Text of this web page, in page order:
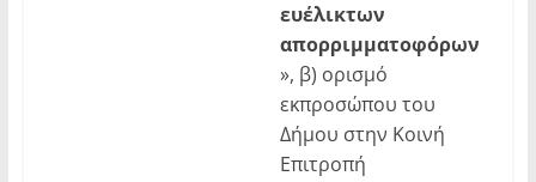
ευέλικτων
απορριμματοφόρων
», β) ορισμό
εκπροσώπου του
Δήμου στην Κοινή
Επιτροπή